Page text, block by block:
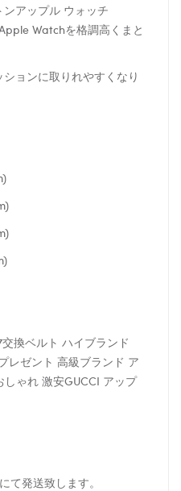
アップル ウォッチ
Watchを格調高くまと
ョンに取りれやすくなり
換ベルト ハイブランド
ゼント 高級ブランド ア
しゃれ 激安GUCCI アップ
て発送致します。